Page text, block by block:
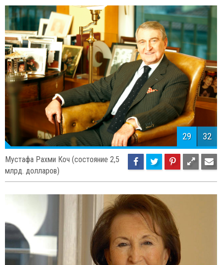
28 32
Ферит Фаик Шахенк (состояние 2,5
млрд. долларов)
29 32
Мустафа Рахми Коч (состояние 2,5
млрд. долларов)